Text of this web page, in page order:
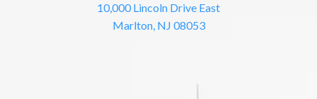
10,000 Lincoln Drive East
Marlton, NJ 08053